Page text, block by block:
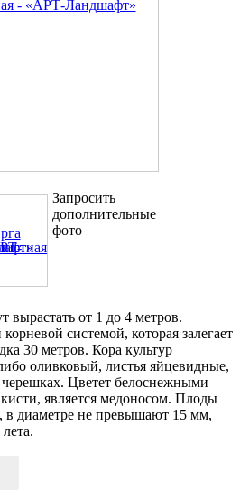
Запросить
дополнительные
фото
вырастать от 1 до 4 метров.
системой, которая залегает
30 метров. Кора культур
оливковый, листья яйцевидные,
Цветет белоснежными
является медоносом. Плоды
диаметре не превышают 15 мм,